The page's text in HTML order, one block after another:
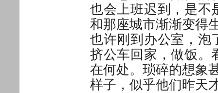
也会上班迟到，是不
和那座城市渐渐变得
也许刚到办公室，泡
挤公车回家，做饭。
在何处。琐碎的想象
样子，似乎他们昨天